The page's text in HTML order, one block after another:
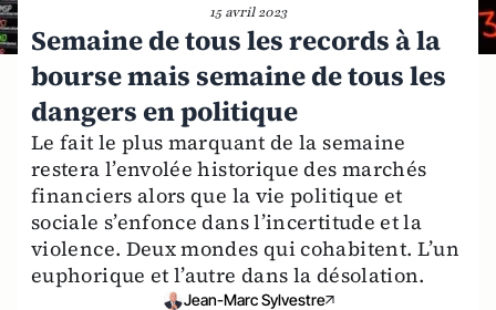
15 avril 2023
Semaine de tous les records à la
bourse mais semaine de tous les
dangers en politique
Le fait le plus marquant de la semaine
restera l’envolée historique des marchés
financiers alors que la vie politique et
sociale s’enfonce dans l’incertitude et la
violence. Deux mondes qui cohabitent. L’un
euphorique et l’autre dans la désolation.
Jean-Marc Sylvestre